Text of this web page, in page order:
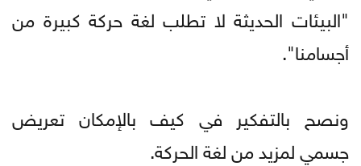
"البيئات الحديثة لا تطلب لغة حركة كبيرة من
أجسامنا".
ونصح بالتفكير في كيف بالإمكان تعريض
جسمي لمزيد من لغة الحركة.